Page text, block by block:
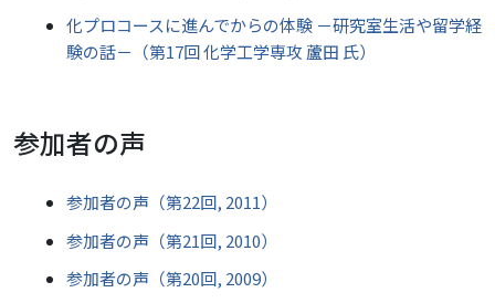
化プロコースに進んでからの体験 －研究室生活や留学経
験の話－（第17回 化学工学専攻 蘆田 氏）
参加者の声
参加者の声（第22回, 2011）
参加者の声（第21回, 2010）
参加者の声（第20回, 2009）